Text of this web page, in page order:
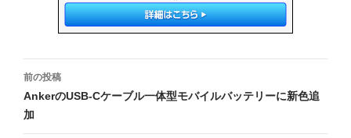
投
稿
ナ
前の投稿
AnkerのUSB-Cケーブル一体型モバイルバッテリーに新色追
加